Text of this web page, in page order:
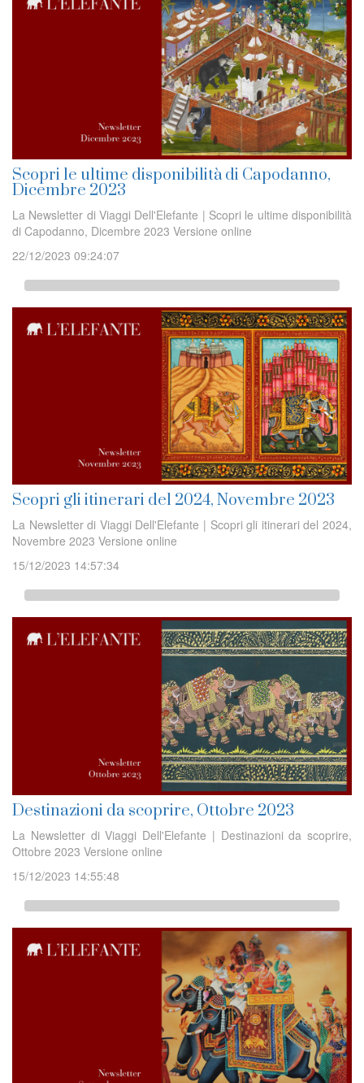
Scopri le ultime disponibilità di Capodanno,
Dicembre 2023
La Newsletter di Viaggi Dell'Elefante | Scopri le ultime disponibilità
di Capodanno, Dicembre 2023 Versione online
22/12/2023 09:24:07
Scopri gli itinerari del 2024, Novembre 2023
La Newsletter di Viaggi Dell'Elefante | Scopri gli itinerari del 2024,
Novembre 2023 Versione online
15/12/2023 14:57:34
Destinazioni da scoprire, Ottobre 2023
La Newsletter di Viaggi Dell'Elefante | Destinazioni da scoprire,
Ottobre 2023 Versione online
15/12/2023 14:55:48